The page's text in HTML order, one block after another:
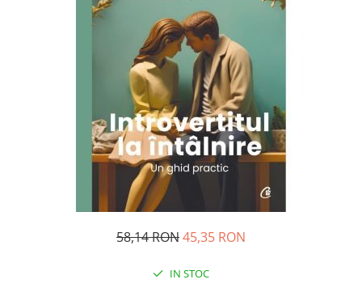
Resurse umane
Atlase, dictionare si enciclopedii
Dictionare de limba romana
Ghiduri de conversatie
Invatamant gimnazial
Invatamant primar
Invatarea limbilor straine58,14 RON45,35 RON
IN STOC